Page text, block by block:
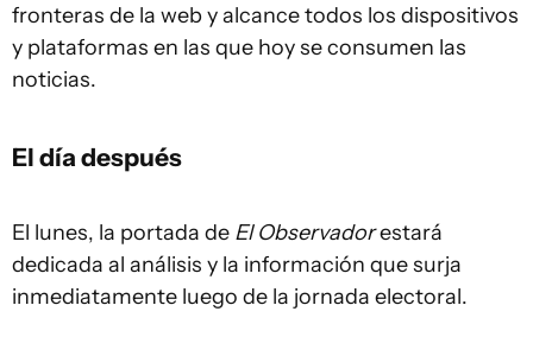
fronteras de la web y alcance todos los dispositivos
y plataformas en las que hoy se consumen las
noticias.
El día después
El lunes, la portada de El Observadorestará
dedicada al análisis y la información que surja
inmediatamente luego de la jornada electoral.